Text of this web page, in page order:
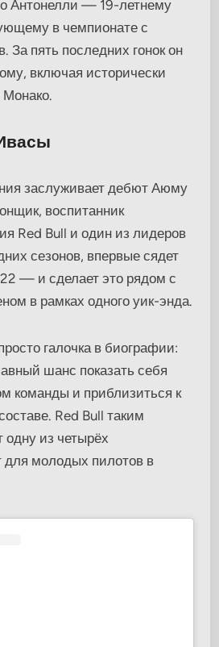
Антонелли — 19-летнему
в чемпионате с
За пять последних гонок он
включая исторически
заслуживает дебют Аюму
воспитанник
Red Bull и один из лидеров
сезонов, впервые сядет
— и сделает это рядом с
в рамках одного уик-энда.
галочка в биографии:
шанс показать себя
команды и приблизиться к
Red Bull таким
одну из четырёх
для молодых пилотов в